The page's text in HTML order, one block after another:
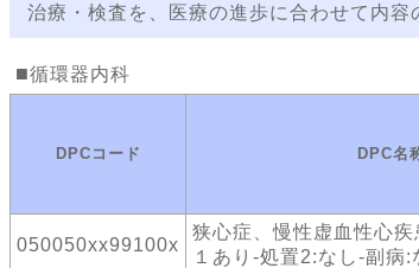
治療・検査を、医療の進歩に合わせて内容
循環器内科
DPCコード DPC名
050050xx99100x
狭心症、慢性虚血性心
１あり-処置2:なし-副病: